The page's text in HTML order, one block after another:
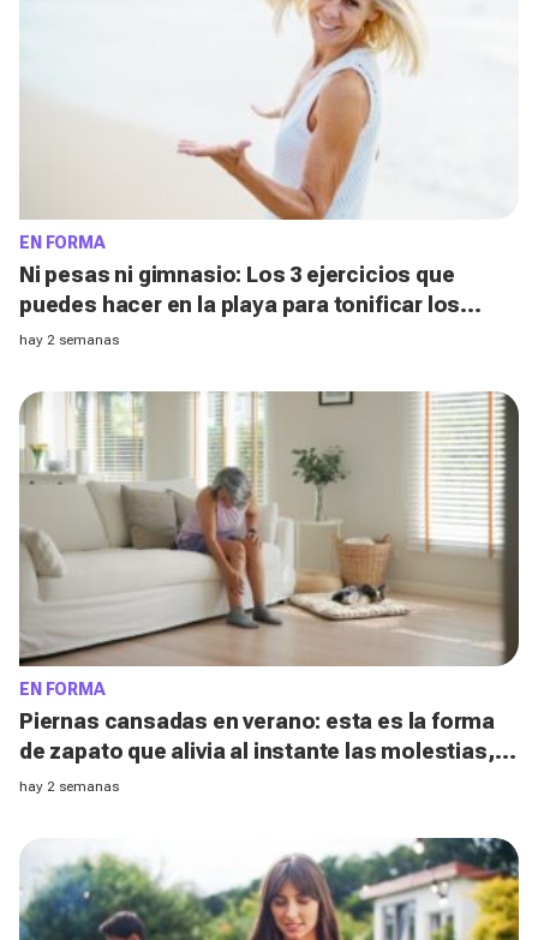
EN FORMA
Ni pesas ni gimnasio: Los 3 ejercicios que
puedes hacer en la playa para tonificar los
brazos después de los 50, según un entrenador
hay 2 semanas
EN FORMA
Piernas cansadas en verano: esta es la forma
de zapato que alivia al instante las molestias,
según los podólogos
hay 2 semanas